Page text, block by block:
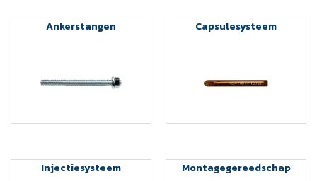
Ankerstangen Capsulesysteem
Injectiesysteem Montagegereedschap